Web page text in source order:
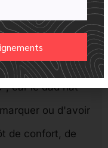
pourquoi les
souvent des
vs snapback" ou
car le dad hat
ou d'avoir
de confort, de